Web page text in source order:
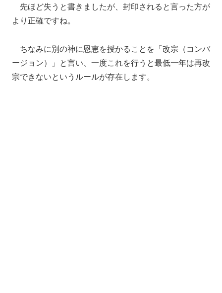
先ほど失うと書きましたが、封印されると言った方が
より正確ですね。
ちなみに別の神に恩恵を授かることを「改宗（コンバ
ージョン）」と言い、一度これを行うと最低一年は再改
宗できないというルールが存在します。